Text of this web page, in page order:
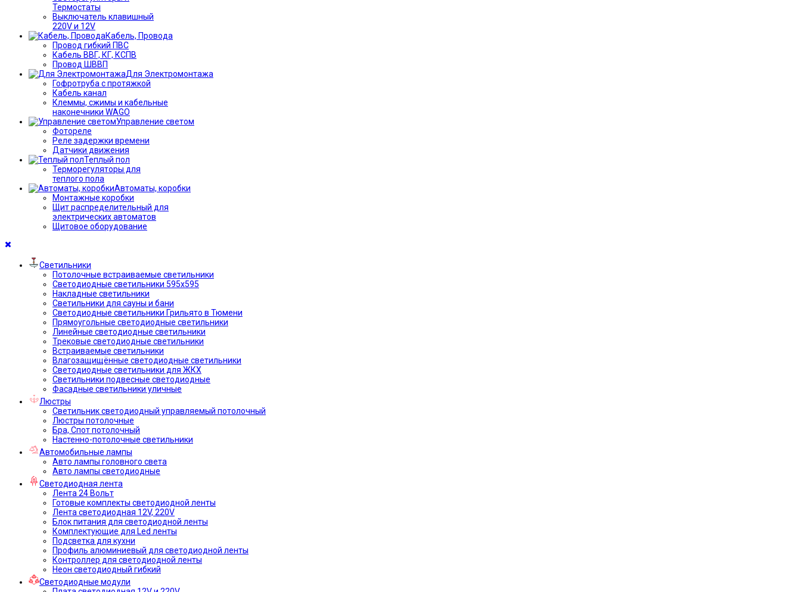
Термостаты
Выключатель клавишный
220V и 12V
Кабель, Провода
Провод гибкий ПВС
Кабель ВВГ, КГ, КСПВ
Провод ШВВП
Для Электромонтажа
Гофротруба с протяжкой
Кабель канал
Клеммы, сжимы и кабельные
наконечники WAGO
Управление светом
Фотореле
Реле задержки времени
Датчики движения
Теплый пол
Терморегуляторы для
теплого пола
Автоматы, коробки
Монтажные коробки
Щит распределительный для
электрических автоматов
Щитовое оборудование
Светильники
Потолочные встраиваемые светильники
Светодиодные светильники 595х595
Накладные светильники
Светильники для сауны и бани
Светодиодные светильники Грильято в Тюмени
Прямоугольные светодиодные светильники
Линейные светодиодные светильники
Трековые светодиодные светильники
Встраиваемые светильники
Влагозащищённые светодиодные светильники
Светодиодные светильники для ЖКХ
Светильники подвесные светодиодные
Фасадные светильники уличные
Люстры
Светильник светодиодный управляемый потолочный
Люстры потолочные
Бра, Спот потолочный
Настенно-потолочные светильники
Автомобильные лампы
Авто лампы головного света
Авто лампы светодиодные
Светодиодная лента
Лента 24 Вольт
Готовые комплекты светодиодной ленты
Лента светодиодная 12V, 220V
Блок питания для светодиодной ленты
Комплектующие для Led ленты
Подсветка для кухни
Профиль алюминиевый для светодиодной ленты
Контроллер для светодиодной ленты
Неон светодиодный гибкий
Светодиодные модули